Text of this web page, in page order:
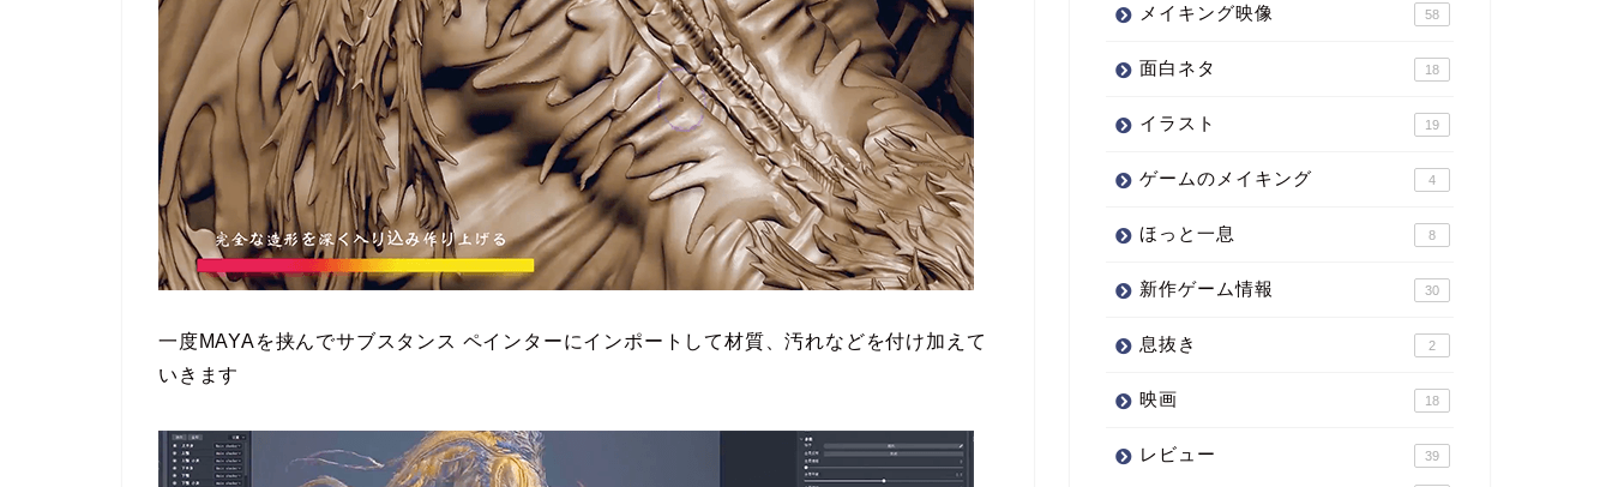
一度MAYAを挟んでサブスタンス ペインターにインポートして材質、汚れなどを付け加えて
いきます
メイキング映像 58
面白ネタ 18
イラスト 19
ゲームのメイキング 4
ほっと一息 8
新作ゲーム情報 30
息抜き 2
映画 18
レビュー 39